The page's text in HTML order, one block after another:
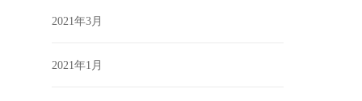
2021年3月
2021年1月